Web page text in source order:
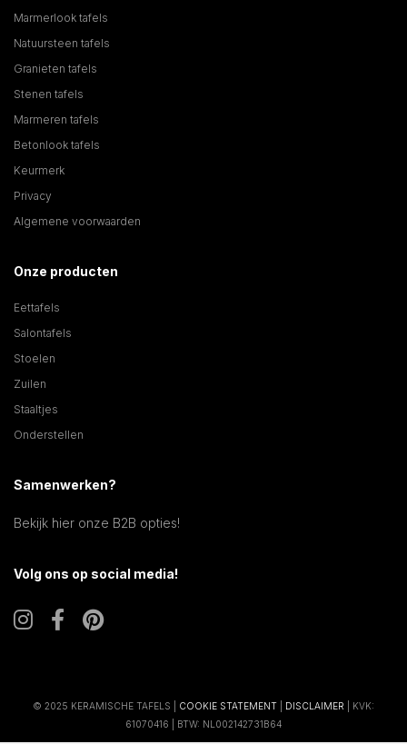
Marmerlook tafels
Natuursteen tafels
Granieten tafels
Stenen tafels
Marmeren tafels
Betonlook tafels
Keurmerk
Privacy
Algemene voorwaarden
Onze producten
Eettafels
Salontafels
Stoelen
Zuilen
Staaltjes
Onderstellen
Samenwerken?
Bekijk hier onze B2B opties!
Volg ons op social media!
© 2025 KERAMISCHE TAFELS | COOKIE STATEMENT DISCLAIMER | KVK:
61070416 | BTW: NL002142731B64